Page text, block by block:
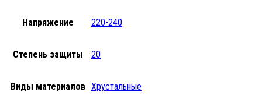
Напряжение 220-240
Степень защиты 20
Виды материалов Хрустальные